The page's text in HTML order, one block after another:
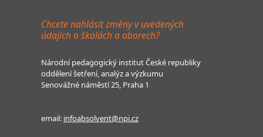
Chcete nahlásit změny v uvedených
údajích o školách a oborech?
Národní pedagogický institut České republiky
oddělení šetření, analýz a výzkumu
Senovážné náměstí 25, Praha 1
email: infoabsolvent@npi.cz